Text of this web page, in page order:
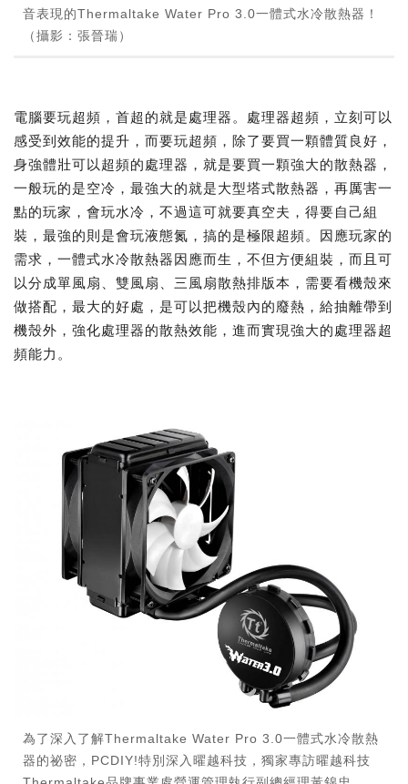
音表現的Thermaltake Water Pro 3.0一體式水冷散熱器！
（攝影：張晉瑞）
電腦要玩超頻，首超的就是處理器。處理器超頻，立刻可以
感受到效能的提升，而要玩超頻，除了要買一顆體質良好，
身強體壯可以超頻的處理器，就是要買一顆強大的散熱器，
一般玩的是空冷，最強大的就是大型塔式散熱器，再厲害一
點的玩家，會玩水冷，不過這可就要真空夫，得要自己組
裝，最強的則是會玩液態氮，搞的是極限超頻。因應玩家的
需求，一體式水冷散熱器因應而生，不但方便組裝，而且可
以分成單風扇、雙風扇、三風扇散熱排版本，需要看機殼來
做搭配，最大的好處，是可以把機殼內的廢熱，給抽離帶到
機殼外，強化處理器的散熱效能，進而實現強大的處理器超
頻能力。
為了深入了解Thermaltake Water Pro 3.0一體式水冷散熱
器的祕密，PCDIY!特別深入曜越科技，獨家專訪曜越科技